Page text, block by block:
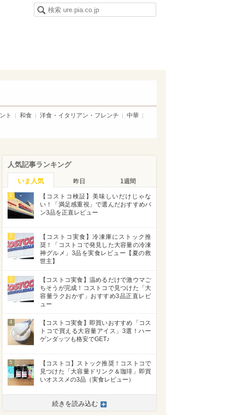
ト 和食 洋食・イタリアン・フレンチ
中華
人気記事ランキング
いま人気 昨日 1週間
1
【コストコ検証】美味しいだけじゃな
い！「満足感重視」で選んだおすすめパ
ン3品を正直レビュー
2
【コストコ実食】冷凍庫にストック推
奨！「コストコで発見した大容量の冷凍
神グルメ」3品を実食レビュー【夏の救
世主】
3
【コストコ実食】温めるだけで激ウマご
ちそうが完成！コストコで見つけた「大
容量ラクおかず」おすすめ3品正直レビ
ュー
4
【コストコ実食】即買いおすすめ「コス
トコで買える大容量アイス」3選！ハー
ゲンダッツも格安でGET♪
5
【コストコ】ストック推奨！コストコで
見つけた「大容量ドリンク＆珈琲」即買
いオススメの3品（実食レビュー）
続きを読み込む